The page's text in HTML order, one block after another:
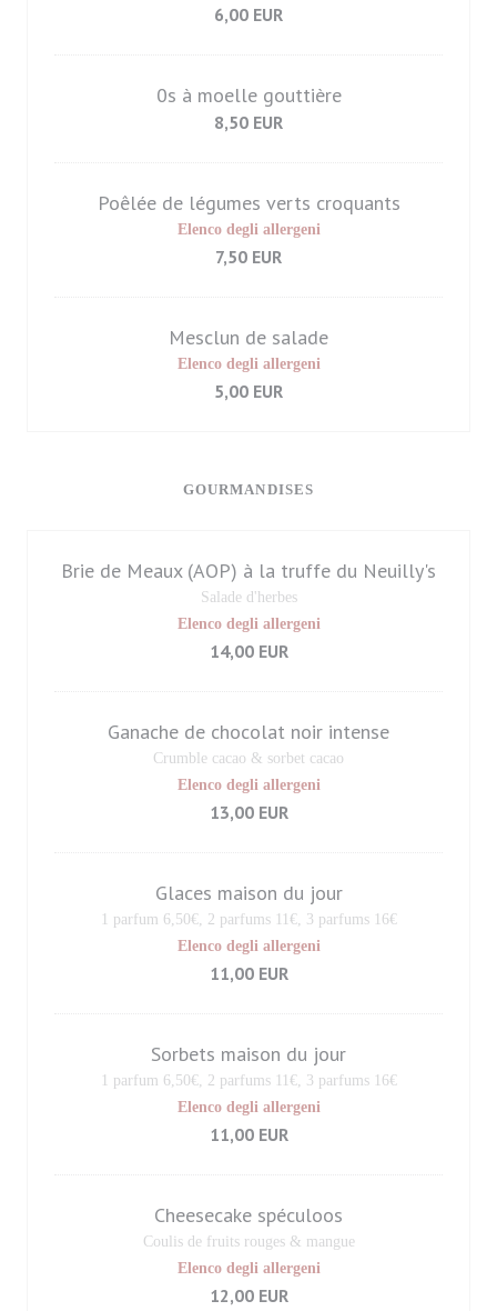
6,00 EUR
0s à moelle gouttière
8,50 EUR
Poêlée de légumes verts croquants
Elenco degli allergeni
7,50 EUR
Mesclun de salade
Elenco degli allergeni
5,00 EUR
GOURMANDISES
Brie de Meaux (AOP) à la truffe du Neuilly's
Salade d'herbes
Elenco degli allergeni
14,00 EUR
Ganache de chocolat noir intense
Crumble cacao & sorbet cacao
Elenco degli allergeni
13,00 EUR
Glaces maison du jour
1 parfum 6,50€, 2 parfums 11€, 3 parfums 16€
Elenco degli allergeni
11,00 EUR
Sorbets maison du jour
1 parfum 6,50€, 2 parfums 11€, 3 parfums 16€
Elenco degli allergeni
11,00 EUR
Cheesecake spéculoos
Coulis de fruits rouges & mangue
Elenco degli allergeni
12,00 EUR